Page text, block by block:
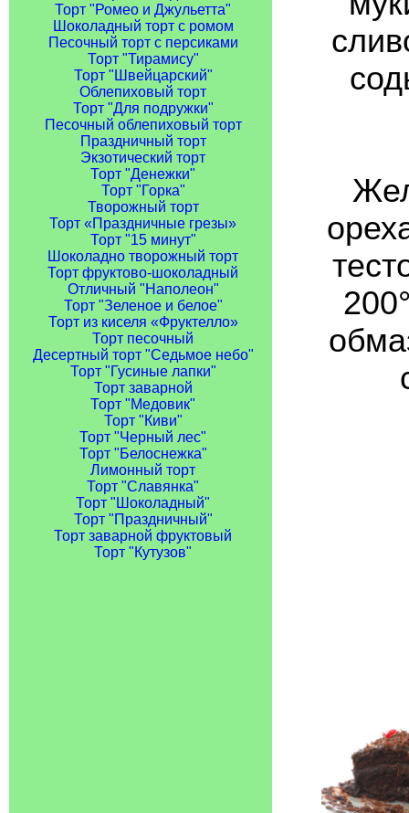
Торт "Ромео и Джульетта"
Шоколадный торт с ромом
Песочный торт с персиками
Торт "Тирамису"
Торт "Швейцарский"
Облепиховый торт
Торт "Для подружки"
Песочный облепиховый торт
Праздничный торт
Экзотический торт
Торт "Денежки"
Торт "Горка"
Творожный торт
Торт «Праздничные грезы»
Торт "15 минут"
Шоколадно творожный торт
Торт фруктово-шоколадный
Отличный "Наполеон"
Торт "Зеленое и белое"
Торт из киселя «Фруктелло»
Торт песочный
Десертный торт "Седьмое небо"
Торт "Гусиные лапки"
Торт заварной
Торт "Медовик"
Торт "Киви"
Торт "Черный лес"
Торт "Белоснежка"
Лимонный торт
Торт "Славянка"
Торт "Шоколадный"
Торт "Праздничный"
Торт заварной фруктовый
Торт "Кутузов"